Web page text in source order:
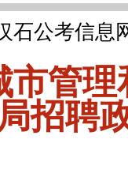
石公考信息
市管
招聘